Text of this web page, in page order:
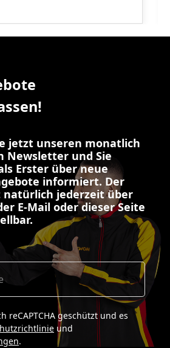
jetzt unseren monatlich
Newsletter und Sie
Erster über neue
informiert. Der
jederzeit über
E-Mail oder dieser Seite
reCAPTCHA geschützt und es
und
.